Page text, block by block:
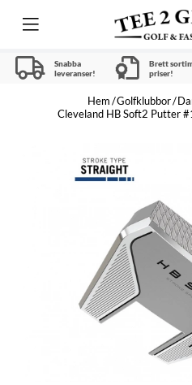
Snabba
leveranser!
Brett
priser!
Hem Golfklubbor
Cleveland HB Soft2 Putter